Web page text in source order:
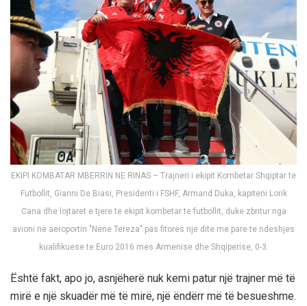
EKIPI KOMBATAR MBERRIN NE RINAS – Trajneri i ekipit Kombetar Shqiptar te
Futbollit, Gianni De Biasi, Presidenti i FSHF, Armand Duka, kapiteni Lorik
Cana dhe lojtaret e tjere te ekipit kombetar te futbollit, duke zbritur nga
avioni ne aeroportin "Nene Tereza" pas fitores nje dite me pare te ndeshjes
kualifikuese te Euro 2016 mes Armenise dhe Shqiperise, 0-3.
Është fakt, apo jo, asnjëherë nuk kemi patur një trajner më të
mirë e një skuadër më të mirë, një ëndërr më të besueshme.